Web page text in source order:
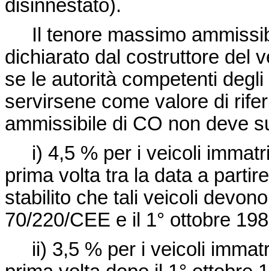
disinnestato).
Il tenore massimo
dichiarato dal costruttore del
se le autorità competenti
servirsene come valore di
ammissibile di CO non deve
i) 4,5 % per i veicoli
prima volta tra la data a
stabilito che tali veicoli
70/220/CEE e il 1° ottobre
ii) 3,5 % per i veicoli